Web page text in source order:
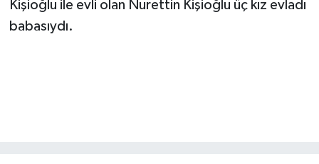
Kişioğlu ile evli olan Nurettin Kişioğlu üç kız evladı
babasıydı.